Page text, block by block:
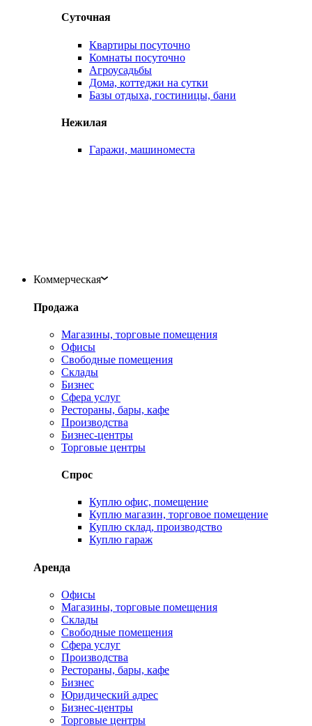
Суточная
Квартиры посуточно
Комнаты посуточно
Агроусадьбы
Дома, коттеджи на сутки
Базы отдыха, гостиницы, бани
Нежилая
Гаражи, машиноместа
Коммерческая
Продажа
Магазины, торговые помещения
Офисы
Свободные помещения
Склады
Бизнес
Сфера услуг
Рестораны, бары, кафе
Производства
Бизнес-центры
Торговые центры
Спрос
Куплю офис, помещение
Куплю магазин, торговое помещение
Куплю склад, производство
Куплю гараж
Аренда
Офисы
Магазины, торговые помещения
Склады
Свободные помещения
Сфера услуг
Производства
Рестораны, бары, кафе
Бизнес
Юридический адрес
Бизнес-центры
Торговые центры